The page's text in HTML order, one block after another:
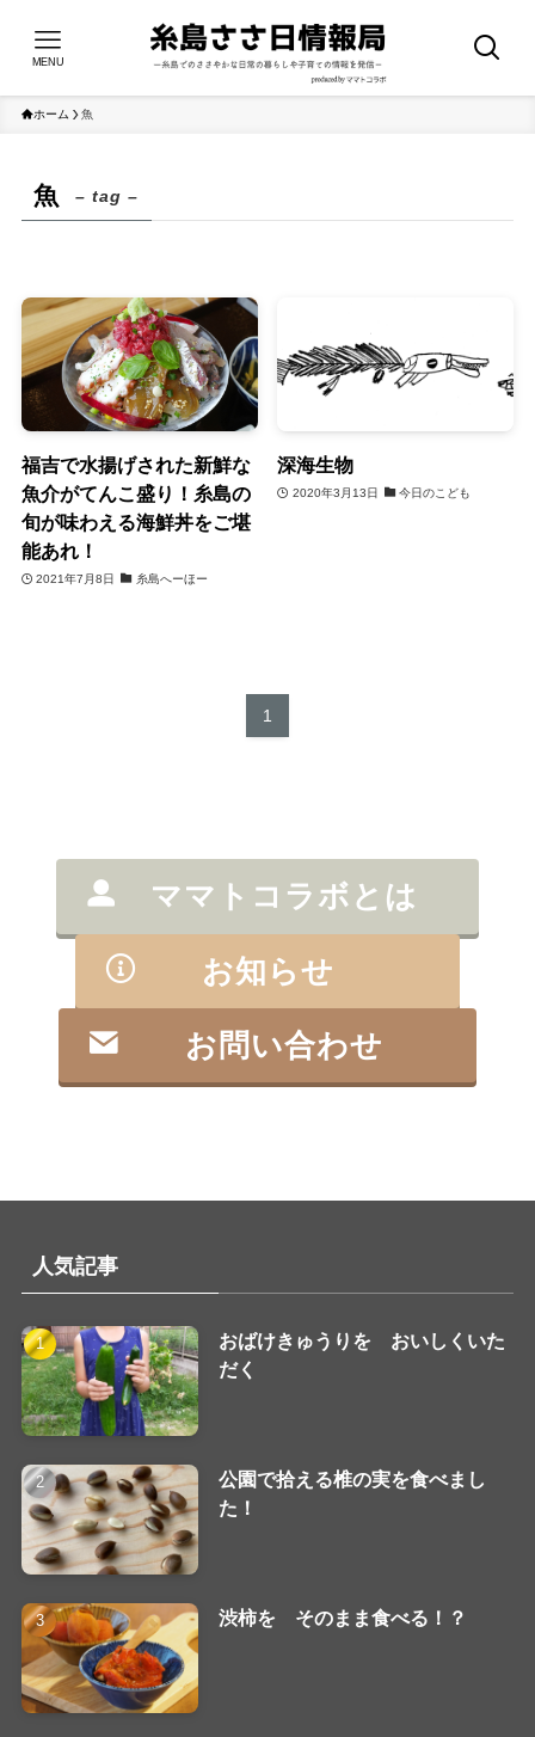
MENU
ホーム 魚
魚 – tag –
福吉で水揚げされた新鮮な
魚介がてんこ盛り！糸島の
旬が味わえる海鮮丼をご堪
能あれ！
2021年7月8日 糸島へーほー
深海生物
2020年3月13日 今日のこども
1
ママトコラボとは
お知らせ
お問い合わせ
人気記事
おばけきゅうりを おいしくいた
だく
公園で拾える椎の実を食べまし
た！
渋柿を そのまま食べる！？